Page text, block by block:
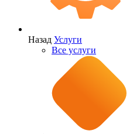
Назад Услуги
Все услуги